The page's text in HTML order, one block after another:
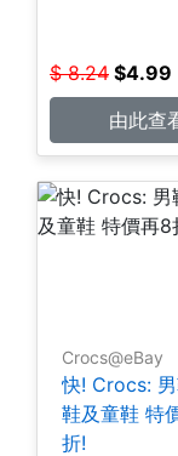
$ 8.24 $4.99
由此查
Crocs@eBay
快! Crocs:
鞋及童鞋 特
折!